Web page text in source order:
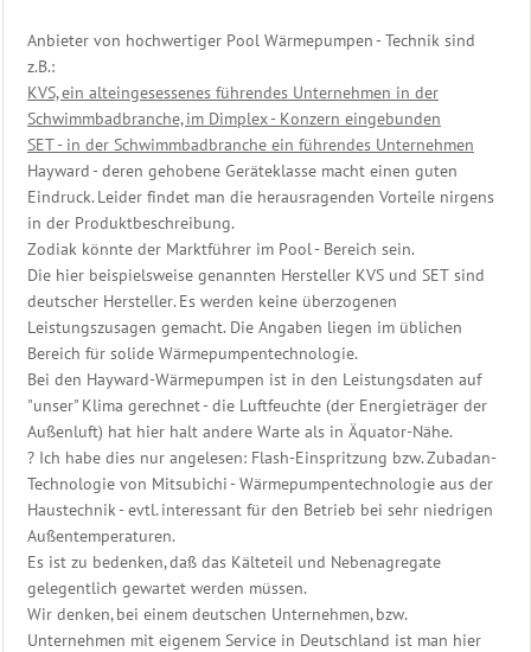
Anbieter von hochwertiger Pool Wärmepumpen - Technik sind
z.B.:
KVS, ein alteingesessenes führendes Unternehmen in der
Schwimmbadbranche, im Dimplex - Konzern eingebunden
SET - in der Schwimmbadbranche ein führendes Unternehmen
Hayward - deren gehobene Geräteklasse macht einen guten
Eindruck. Leider findet man die herausragenden Vorteile nirgens
in der Produktbeschreibung.
Zodiak könnte der Marktführer im Pool - Bereich sein.
Die hier beispielsweise genannten Hersteller KVS und SET sind
deutscher Hersteller. Es werden keine überzogenen
Leistungszusagen gemacht. Die Angaben liegen im üblichen
Bereich für solide Wärmepumpentechnologie.
Bei den Hayward-Wärmepumpen ist in den Leistungsdaten auf
"unser" Klima gerechnet - die Luftfeuchte (der Energieträger der
Außenluft) hat hier halt andere Warte als in Äquator-Nähe.
? Ich habe dies nur angelesen: Flash-Einspritzung bzw. Zubadan-
Technologie von Mitsubichi - Wärmepumpentechnologie aus der
Haustechnik - evtl. interessant für den Betrieb bei sehr niedrigen
Außentemperaturen.
Es ist zu bedenken, daß das Kälteteil und Nebenagregate
gelegentlich gewartet werden müssen.
Wir denken, bei einem deutschen Unternehmen, bzw.
Unternehmen mit eigenem Service in Deutschland ist man hier